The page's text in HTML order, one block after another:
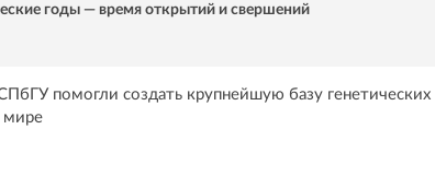
годы — время открытий и свершений
помогли создать крупнейшую базу генетических
мире